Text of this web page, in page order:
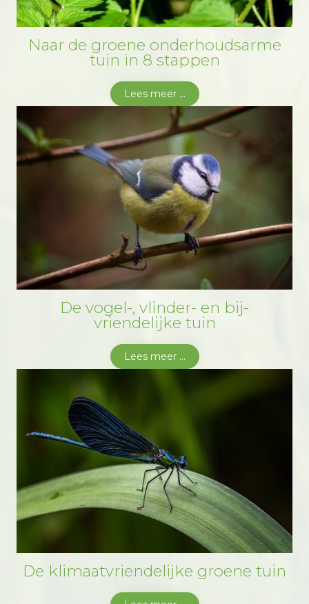
Naar de groene onderhoudsarme
tuin in 8 stappen
Lees meer ...
De vogel-, vlinder- en bij-
vriendelijke tuin
Lees meer ...
De klimaatvriendelijke groene tuin